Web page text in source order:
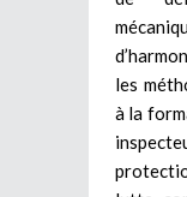
les
à la